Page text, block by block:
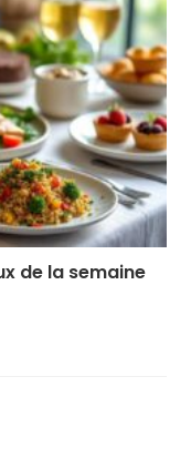
de la semaine